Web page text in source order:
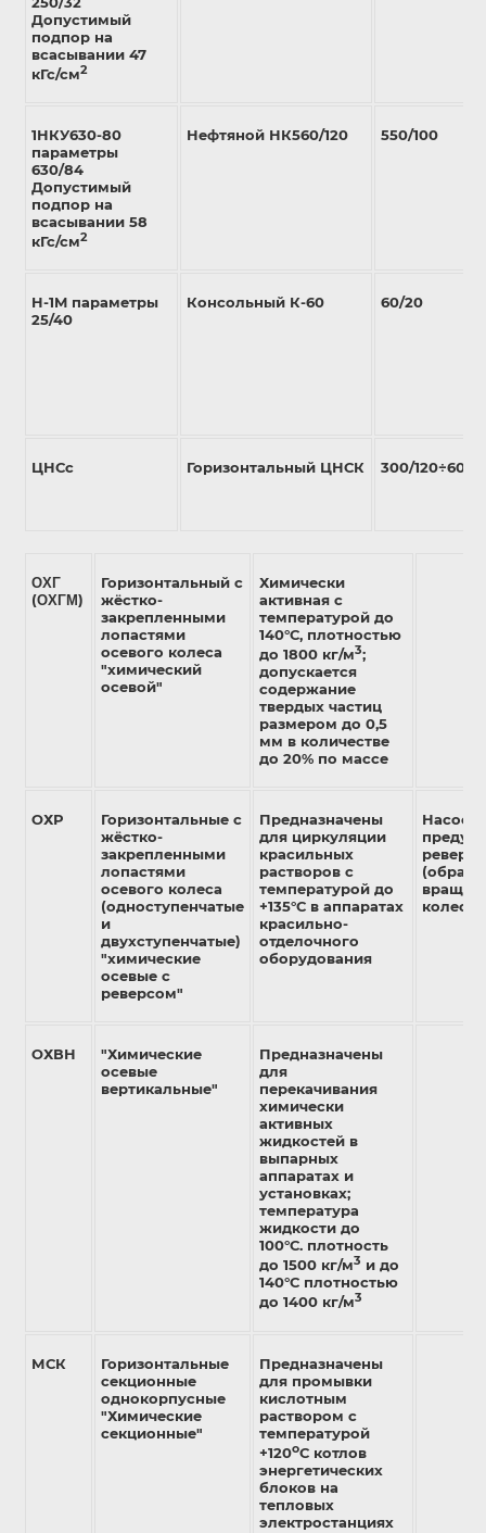
Допустимый
подпор на
всасывании 47
кГс/см2
1НКУ630-80
параметры
630/84
Допустимый
подпор на
всасывании 58
кГс/см2
Нефтяной НК560/120 550/100
H-1M параметры
25/40
Консольный К-60 60/20
ЦНСс Горизонтальный ЦНСК 300/120÷600
ΟΧΓ
(ΟΧΓΜ)
Горизонтальный с
жёстко-
закрепленными
лопастями
осевого колеса
"химический
осевой"
Химически
активная с
температурой до
140°С, плотностью
до 1800 кг/м3;
допускается
содержание
твердых частиц
размером до 0,5
мм в количестве
до 20% по массе
ОХР
Горизонтальные с
жёстко-
закрепленными
лопастями
осевого колеса
(одноступенчатые
и
двухступенчатые)
"химические
осевые с
реверсом"
Предназначены
для циркуляции
красильных
растворов с
температурой до
+135°С в аппаратах
красильно-
отделочного
оборудования
Насос
реверс
колеса
ОХВН
"Химические
осевые
вертикальные"
Предназначены
для
перекачивания
химически
активных
жидкостей в
выпарных
аппаратах и
установках;
температура
жидкости до
100°С. плотность
до 1500 кг/м3 и до
140°С плотностью
до 1400 кг/м3
МСК
Горизонтальные
секционные
однокорпусные
"Химические
секционные"
Предназначены
для промывки
кислотным
раствором с
температурой
+120оС котлов
энергетических
блоков на
тепловых
электростанциях